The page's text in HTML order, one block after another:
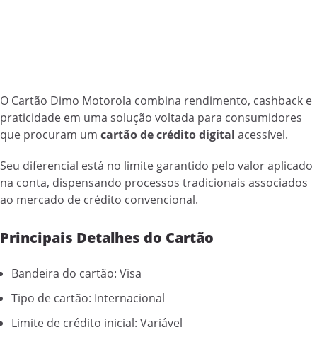
O Cartão Dimo Motorola combina rendimento, cashback e
praticidade em uma solução voltada para consumidores
que procuram um cartão de crédito digital acessível.
Seu diferencial está no limite garantido pelo valor aplicado
na conta, dispensando processos tradicionais associados
ao mercado de crédito convencional.
Principais Detalhes do Cartão
Bandeira do cartão: Visa
Tipo de cartão: Internacional
Limite de crédito inicial: Variável